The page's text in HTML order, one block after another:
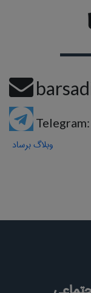
Telegram:
وبلاگ برساد